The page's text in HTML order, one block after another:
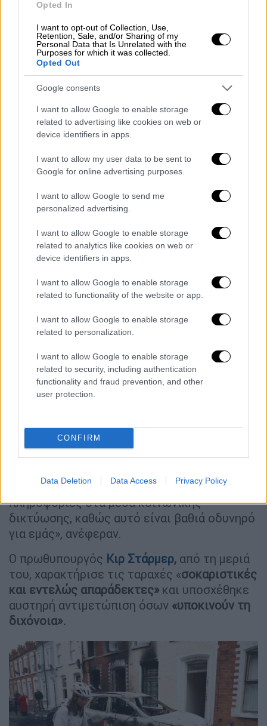
Opted In
I want to opt-out of Collection, Use,
Retention, Sale, and/or Sharing of my
Personal Data that Is Unrelated with the
Purposes for which it was collected.
Opted Out
Google consents
I want to allow Google to enable storage
related to advertising like cookies on web or
device identifiers in apps.
I want to allow my user data to be sent to
Google for online advertising purposes.
I want to allow Google to send me
personalized advertising.
I want to allow Google to enable storage
related to analytics like cookies on web or
device identifiers in apps.
I want to allow Google to enable storage
related to functionality of the website or app.
I want to allow Google to enable storage
related to personalization.
I want to allow Google to enable storage
related to security, including authentication
functionality and fraud prevention, and other
user protection.
CONFIRM
Data Deletion Data Access Privacy Policy
που εκτυλίχθηκαν χθες σε ολόκληρη τη
ΒόρειαΙρλανδία μετά από όσα συνέβησαν»,
ανέφερε η οικογένεια σε ανακοίνωσή της,
υπογραμμίζοντας ότι «η ειρηνική
διαμαρτυρία είναι ο μόνος δρόμος προς τα
εμπρός». Και πρόσθεσε «πολλοί μετανάστες
προσφέρουν ουσιαστικά στη χώρα μας,
μεταξύ άλλων στο σύστημα υγείας και στον
κλάδο της φιλοξενίας. Δεν θέλουμε αυτή η
τραγωδία να χρησιμοποιηθεί για να διχάσει
ανθρώπους ή να τροφοδοτήσει εχθρότητα –
μην το κάνετε στο όνομα του αγαπημένου
αξίες».
οικογένειαπροχώρησε και σε ενημέρωση
για την κατάσταση της υγείας του,
απαντώντας στις ψευδείς πληροφορίες
τους συγγενείς του, ο τραυματίας υπέστη
σοβαρά τραύματα και έχασε το αριστερό του
μάτι, ωστόσο η κατάστασή του παραμένει
σταθερή.
Παράλληλα,απηύθυναν
συνεργαστεί με τις αρχές. «Αν γνωρίζετε
οτιδήποτε σχετικά με την επίθεση ή είδατε
κάτι ύποπτο κοντά στηνοδό Κίναρντ,
σταματήστε να διαδίδετε ψευδείς
πληροφορίες στα μέσα κοινωνικής
δικτύωσης, καθώς αυτό είναι βαθιά οδυνηρό
για εμάς», ανέφεραν.
Ο πρωθυπουργός Κιρ Στάρμερ, από τη μεριά
του, χαρακτήρισε τις ταραχές «σοκαριστικές
και εντελώς απαράδεκτες» και υποσχέθηκε
αυστηρή αντιμετώπιση όσων «υποκινούν τη
διχόνοια».